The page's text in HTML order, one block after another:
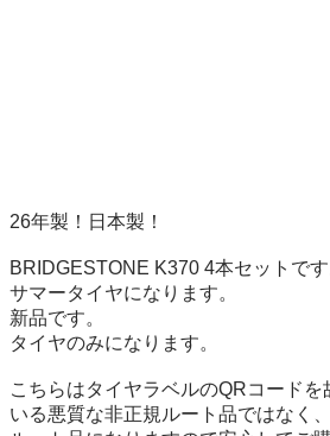
26年製！日本製！
BRIDGESTONE K370 4本セットです
サマータイヤになります。
新品です。
タイヤのみになります。
こちらはタイヤラベルのQRコードを
いる悪質な非正規ルート品ではなく